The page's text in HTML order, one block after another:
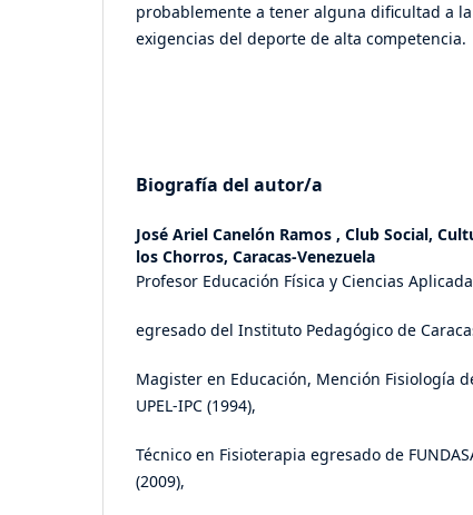
probablemente a tener alguna dificultad a
exigencias del deporte de alta competencia.
Biografía del autor/a
José Ariel Canelón Ramos , Club Social,
los Chorros, Caracas-Venezuela
Profesor Educación Física y Ciencias
egresado del Instituto
Magister en Educación, Mención Fisiología
UPEL-IPC (1994),
Técnico en Fisioterapia egresado de
(2009),